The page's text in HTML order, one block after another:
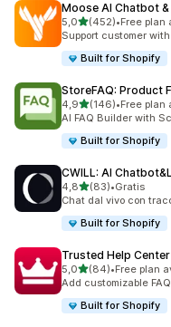
Moose AI Chatbot
5,0stelle su 5
(452)
452 recensioni totali
•Free plan
Support customer
Built for Shopify
StoreFAQ: Product
4,9stelle su 5
(146)
146 recensioni totali
•Free plan
AI FAQ Builder with
Built for Shopify
CWILL: AI
4,8stelle su 5
(83)
83 recensioni totali
•Gratis
Chat dal vivo con
Built for Shopify
Trusted Help Center
5,0stelle su 5
(84)
84 recensioni totali
•Free plan
Add customizable
Built for Shopify